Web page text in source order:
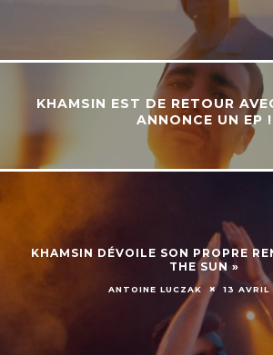
KHAMSIN EST DE RETOUR
ANNONCE UN EP !
KHAMSIN DÉVOILE SON PROPRE
THE SUN »
ANTOINE LUCZAK 13 AVRIL